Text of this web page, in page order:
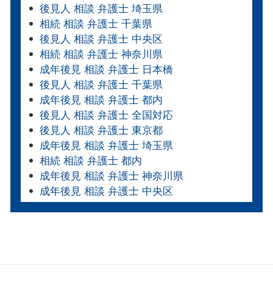
後見人 相談 弁護士 埼玉県
相続 相談 弁護士 千葉県
後見人 相談 弁護士 中央区
相続 相談 弁護士 神奈川県
成年後見 相談 弁護士 日本橋
後見人 相談 弁護士 千葉県
成年後見 相談 弁護士 都内
後見人 相談 弁護士 全国対応
後見人 相談 弁護士 東京都
成年後見 相談 弁護士 埼玉県
相続 相談 弁護士 都内
成年後見 相談 弁護士 神奈川県
成年後見 相談 弁護士 中央区